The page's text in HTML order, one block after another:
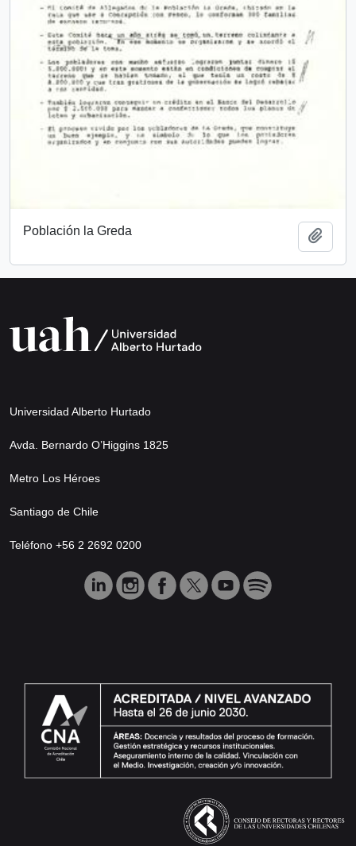
Población la Greda
Universidad Alberto Hurtado
Avda. Bernardo O’Higgins 1825
Metro Los Héroes
Santiago de Chile
Teléfono +56 2 2692 0200